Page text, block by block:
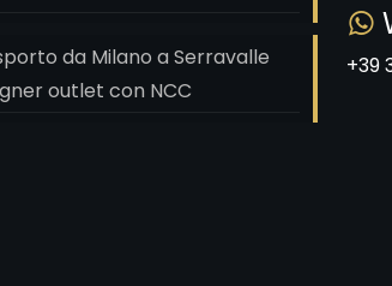
da Milano a Serravalle
outlet con NCC
+39